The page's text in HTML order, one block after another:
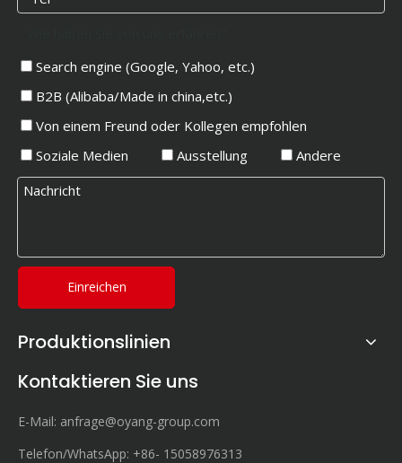
Search engine (Google, Yahoo, etc.)
B2B (Alibaba/Made in china,etc.)
Von einem Freund oder Kollegen empfohlen
Soziale Medien
Ausstellung Andere
Einreichen
Produktionslinien
Kontaktieren Sie uns
E-Mail: anfrage@oyang-group.com
Telefon/WhatsApp: +86- 15058976313